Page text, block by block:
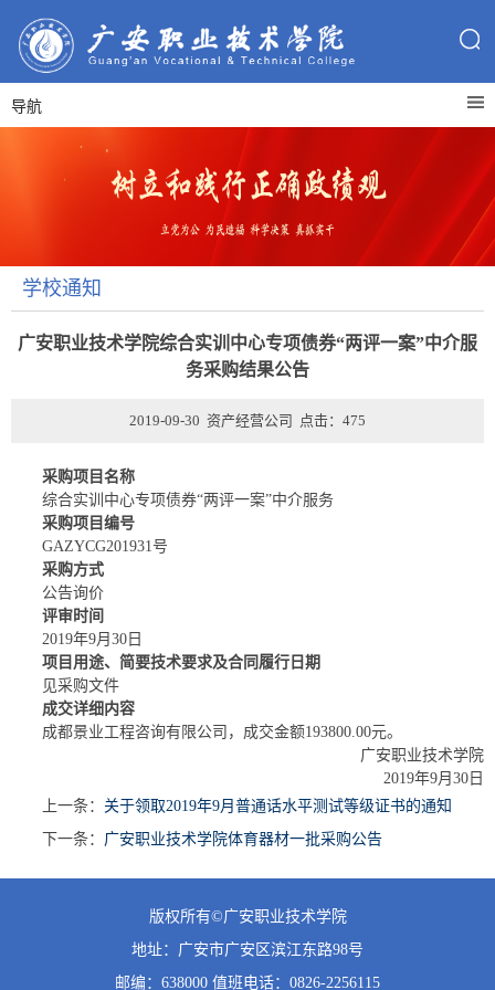
导航
学校通知
广安职业技术学院综合实训中心专项债券“两评一案”中介服
务采购结果公告
2019-09-30 资产经营公司 点击： 475
采购项目名称
综合实训中心专项债券“两评一案”中介服务
采购项目编号
GAZYCG201931号
采购方式
公告询价
评审时间
2019年9月30日
项目用途、简要技术要求及合同履行日期
见采购文件
成交详细内容
成都景业工程咨询有限公司，成交金额193800.00元。
广安职业技术学院
2019年9月30日
上一条： 关于领取2019年9月普通话水平测试等级证书的通知
下一条： 广安职业技术学院体育器材一批采购公告
版权所有©广安职业技术学院
地址：广安市广安区滨江东路98号
邮编：638000 值班电话：0826-2256115